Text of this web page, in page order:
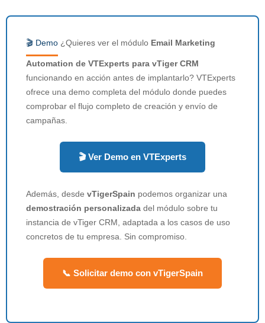
🎬 Demo ¿Quieres ver el módulo Email Marketing
Automation de VTExperts para vTiger CRM
funcionando en acción antes de implantarlo? VTExperts
ofrece una demo completa del módulo donde puedes
comprobar el flujo completo de creación y envío de
campañas.
🎬 Ver Demo en VTExperts
Además, desde vTigerSpain podemos organizar una
demostración personalizada del módulo sobre tu
instancia de vTiger CRM, adaptada a los casos de uso
concretos de tu empresa. Sin compromiso.
📞 Solicitar demo con vTigerSpain